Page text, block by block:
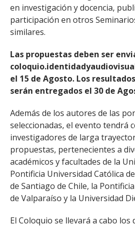
en investigación y docencia,
participación en otros
similares.
Las propuestas deben ser
el 15 de Agosto. Los
serán entregados el 30 de
Además de los autores de las
seleccionadas, el evento tendrá
investigadores de larga
propuestas, pertenecientes a
académicos y facultades de la
Pontificia Universidad Católica
de Santiago de Chile, la
de Valparaíso y la Universidad
El Coloquio se llevará a cabo los